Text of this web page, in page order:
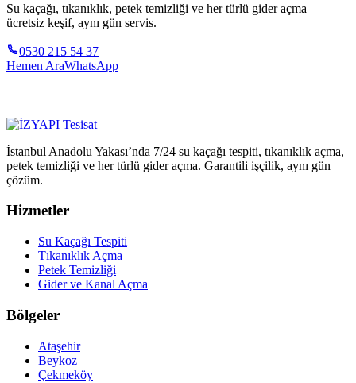
Su kaçağı, tıkanıklık, petek temizliği ve her türlü gider açma —
ücretsiz keşif, aynı gün servis.
0530 215 54 37
Hemen AraWhatsApp
İstanbul Anadolu Yakası’nda 7/24 su kaçağı tespiti, tıkanıklık açma,
petek temizliği ve her türlü gider açma. Garantili işçilik, aynı gün
çözüm.
Hizmetler
Su Kaçağı Tespiti
Tıkanıklık Açma
Petek Temizliği
Gider ve Kanal Açma
Bölgeler
Ataşehir
Beykoz
Çekmeköy